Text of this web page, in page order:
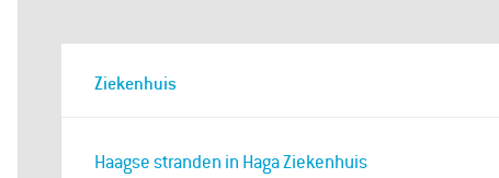
Ziekenhuis
Haagse stranden in Haga Ziekenhuis